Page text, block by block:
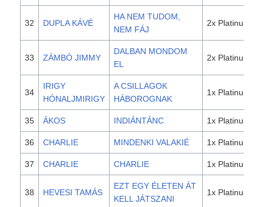
32 DUPLA KÁVÉ
HA NEM TUDOM,
NEM FÁJ
2x Platinum
33 ZÁMBÓ JIMMY
DALBAN MONDOM
EL
2x Platinum
34
IRIGY
HÓNALJMIRIGY
A CSILLAGOK
HÁBOROGNAK
1x Platinum
35 ÁKOS INDIÁNTÁNC 1x Platinum
36 CHARLIE MINDENKI VALAKIÉ 1x Platinum
37 CHARLIE CHARLIE 1x Platinum
38 HEVESI TAMÁS
EZT EGY ÉLETEN ÁT
KELL JÁTSZANI
1x Platinum